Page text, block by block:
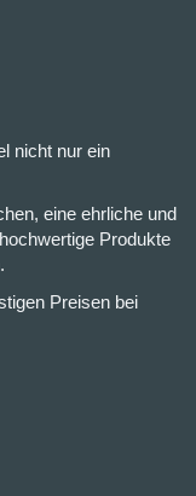
nicht nur ein
eine ehrliche und
Produkte
Preisen bei